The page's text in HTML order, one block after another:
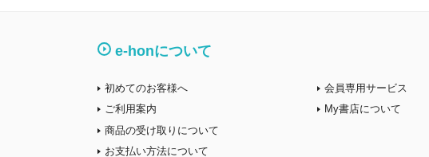
e-honについて
初めてのお客様へ
ご利用案内
商品の受け取りについて
お支払い方法について
会員専用サービス
My書店について